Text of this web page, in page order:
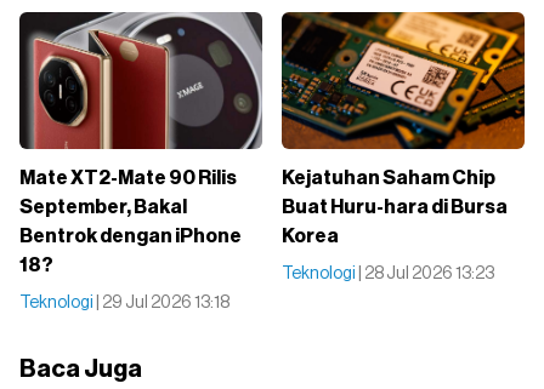
Mate XT2-Mate 90 Rilis
September, Bakal
Bentrok dengan iPhone
18?
Teknologi | 29 Jul 2026 13:18
Kejatuhan Saham Chip
Buat Huru-hara di Bursa
Korea
Teknologi | 28 Jul 2026 13:23
Baca Juga